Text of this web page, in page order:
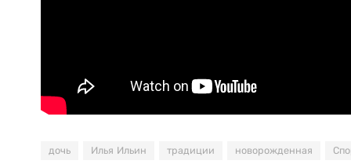
дочь Илья Ильин традиции новорожденная